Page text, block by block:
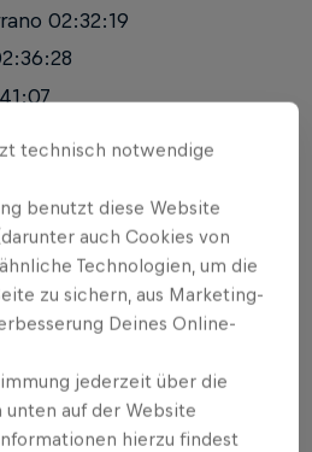
02:32:19
03:39:50
technisch notwendige
benutzt diese Website
auch Cookies von
Technologien, um die
zu sichern, aus Marketing-
Deines Online-
jederzeit über die
auf der Website
hierzu findest